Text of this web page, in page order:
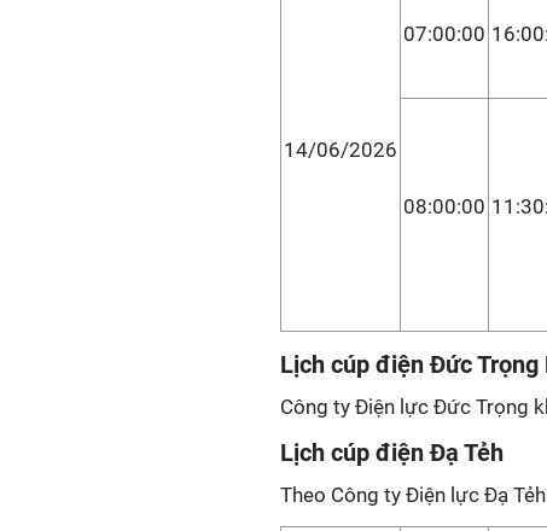
14/06/2026
07:00:00
08:00:00
Lịch cúp điện Đức Trọng
Công ty Điện lực Đức Trọng
Lịch cúp điện Đạ Tẻh
Theo Công ty Điện lực Đạ